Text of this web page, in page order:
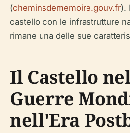
(cheminsdememoire.gouv.fr).
castello con le infrastrutture
rimane una delle sue
Il Castello
Guerre
nell'Era